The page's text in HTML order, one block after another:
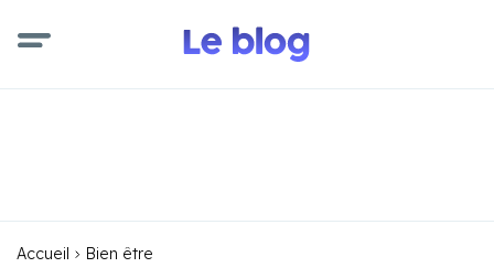
Accueil Bien être